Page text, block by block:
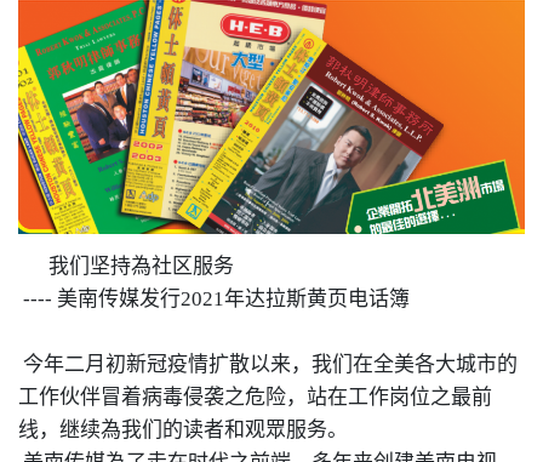
我们坚持為社区服务
---- 美南传媒发行2021年达拉斯黄页电话簿
今年二月初新冠疫情扩散以来， 我们在全美各大城市的
工作伙伴冒着病毒侵袭之危险， 站在工作岗位之最前
线， 继续為我们的读者和观眾服务。